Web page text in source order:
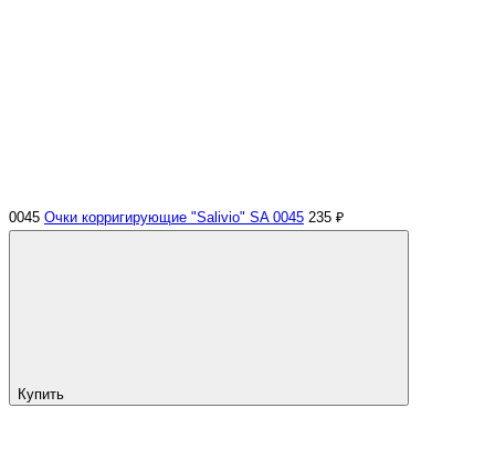
0045 Очки корригирующие "Salivio" SA 0045 235 ₽
Купить